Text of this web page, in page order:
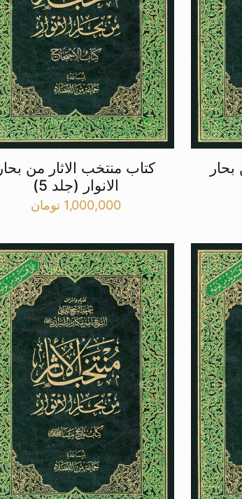
کتاب منتخب الاثار من بحار
الانوار (جلد 5)
1,000,000 تومان